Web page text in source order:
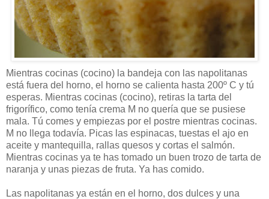
Mientras cocinas (cocino) la bandeja con las napolitanas
está fuera del horno, el horno se calienta hasta 200º C y tú
esperas. Mientras cocinas (cocino), retiras la tarta del
frigorífico, como tenía crema M no quería que se pusiese
mala. Tú comes y empiezas por el postre mientras cocinas.
M no llega todavía. Picas las espinacas, tuestas el ajo en
aceite y mantequilla, rallas quesos y cortas el salmón.
Mientras cocinas ya te has tomado un buen trozo de tarta de
naranja y unas piezas de fruta. Ya has comido.
Las napolitanas ya están en el horno, dos dulces y una